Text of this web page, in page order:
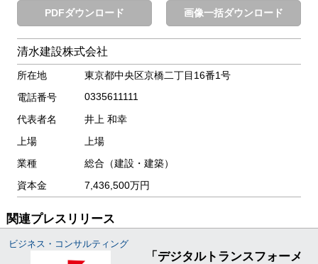
PDFダウンロード 画像一括ダウンロード
清水建設株式会社
所在地
東京都中央区京橋二丁目16番1号
電話番号
0335611111
代表者名
井上 和幸
上場
上場
業種
総合（建設・建築）
資本金
7,436,500万円
関連プレスリリース
ビジネス・コンサルティング
「デジタルトランスフォーメ